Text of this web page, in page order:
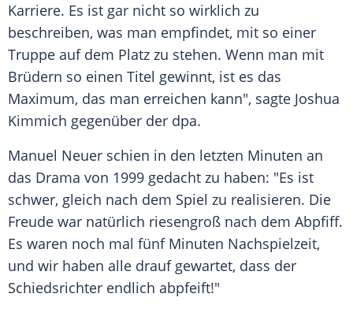
Karriere. Es ist gar nicht so wirklich zu
beschreiben, was man empfindet, mit so einer
Truppe auf dem Platz zu stehen. Wenn man mit
Brüdern so einen Titel gewinnt, ist es das
Maximum, das man erreichen kann", sagte Joshua
Kimmich gegenüber der dpa.
Manuel Neuer schien in den letzten Minuten an
das Drama von 1999 gedacht zu haben: "Es ist
schwer, gleich nach dem Spiel zu realisieren. Die
Freude war natürlich riesengroß nach dem Abpfiff.
Es waren noch mal fünf Minuten Nachspielzeit,
und wir haben alle drauf gewartet, dass der
Schiedsrichter endlich abpfeift!"